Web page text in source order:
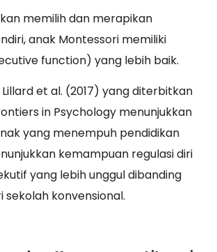
memilih dan merapikan
anak Montessori memiliki
function) yang lebih baik.
et al. (2017) yang diterbitkan
in Psychology menunjukkan
yang menempuh pendidikan
kemampuan regulasi diri
yang lebih unggul dibanding
konvensional.